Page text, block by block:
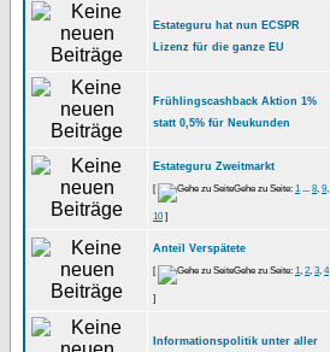
Estateguru hat nun ECSPR
Lizenz für die ganze EU
Frühlingscashback Aktion 1%
statt 0,5% für Neukunden
Estateguru Zweitmarkt
[ Gehe zu Seite: 1 ... 8, 9,
10 ]
Anteil Verspätete
[ Gehe zu Seite: 1, 2, 3, 4
]
Informationspolitik unter aller